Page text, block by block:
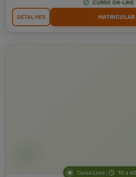
CURSO ON-LINE
DETALHES
Curso Livre 10 a